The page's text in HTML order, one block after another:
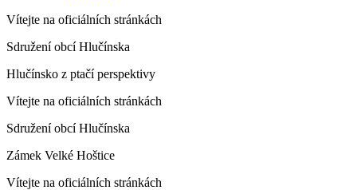
Vítejte na oficiálních stránkách
Sdružení obcí Hlučínska
Hlučínsko z ptačí perspektivy
Vítejte na oficiálních stránkách
Sdružení obcí Hlučínska
Zámek Velké Hoštice
Vítejte na oficiálních stránkách